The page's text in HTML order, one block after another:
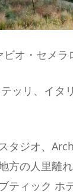
オ・セメラ
ッリ、イタ
タジオ、
方の人里離
ティック ホ